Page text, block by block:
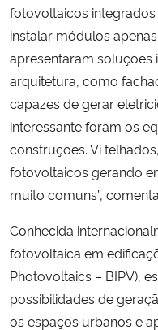
fotovoltaicos
instalar módulos
apresentaram
arquitetura, como
capazes de gerar
interessante foram os
construções. Vi
fotovoltaicos gerando
muito comuns”,
Conhecida
fotovoltaica em
Photovoltaics – BIPV),
possibilidades de
os espaços urbanos e